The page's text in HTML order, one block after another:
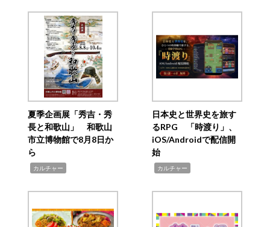
夏季企画展「秀吉・秀
長と和歌山」 和歌山
市立博物館で8月8日か
ら
カルチャー
日本史と世界史を旅す
るRPG 「時渡り」、
iOS/Androidで配信開
始
カルチャー